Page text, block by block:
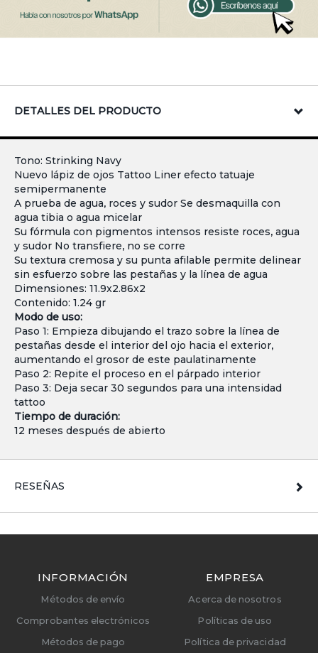
DETALLES DEL PRODUCTO
Tono: Strinking Navy
Nuevo lápiz de ojos Tattoo Liner efecto tatuaje
semipermanente
A prueba de agua, roces y sudor Se desmaquilla con
agua tibia o agua micelar
Su fórmula con pigmentos intensos resiste roces, agua
y sudor No transfiere, no se corre
Su textura cremosa y su punta afilable permite delinear
sin esfuerzo sobre las pestañas y la línea de agua
Dimensiones: 11.9x2.86x2
Contenido: 1.24 gr
Modo de uso:
Paso 1: Empieza dibujando el trazo sobre la línea de
pestañas desde el interior del ojo hacia el exterior,
aumentando el grosor de este paulatinamente
Paso 2: Repite el proceso en el párpado interior
Paso 3: Deja secar 30 segundos para una intensidad
tattoo
Tiempo de duración:
12 meses después de abierto
RESEÑAS
INFORMACIÓN
Métodos de envío
Comprobantes electrónicos
Métodos de pago
EMPRESA
Acerca de nosotros
Políticas de uso
Política de privacidad